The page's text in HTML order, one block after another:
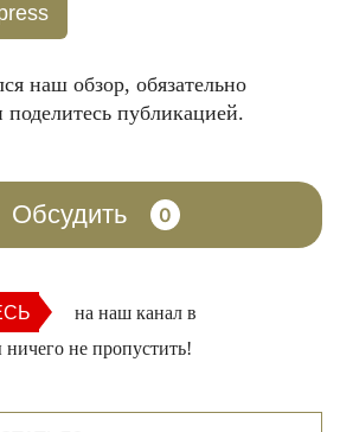
наш обзор, обязательно
поделитесь публикацией.
Обсудить 0
на наш канал в
ничего не пропустить!